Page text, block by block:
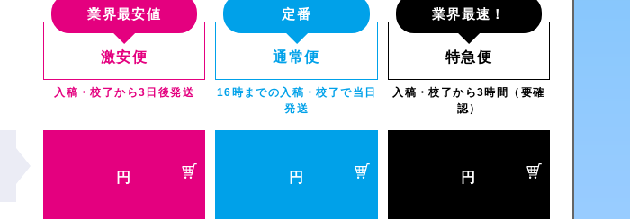
激安便
入稿・校了から3日後発送
業界最安値
通常便
16時までの入稿・校了で当日
発送
定番
特急便
入稿・校了から3時間（要確
認）
業界最速！
円 円 円